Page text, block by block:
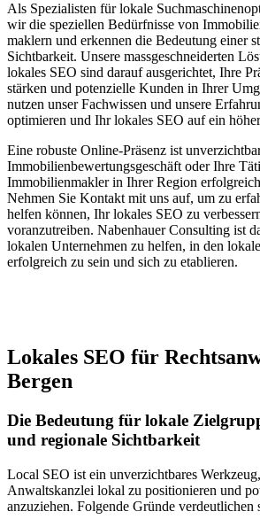
Als Spezialisten für lokale
wir die speziellen Bedürfnisse von
maklern und erkennen die Bedeutung einer
Sichtbarkeit. Unsere massgeschneiderten
lokales SEO sind darauf ausgerichtet, Ihre
stärken und potenzielle Kunden in Ihrer
nutzen unser Fachwissen und unsere
optimieren und Ihr lokales SEO auf ein
Eine robuste Online-Präsenz ist
Immobilienbewertungsgeschäft oder Ihre
Immobilienmakler in Ihrer Region
Nehmen Sie Kontakt mit uns auf, um zu
helfen können, Ihr lokales SEO zu
voranzutreiben. Nabenhauer Consulting ist
lokalen Unternehmen zu helfen, in den
erfolgreich zu sein und sich zu etablieren.
Lokales SEO für
Bergen
Die Bedeutung für lokale
und regionale Sichtbarkeit
Local SEO ist ein unverzichtbares
Anwaltskanzlei lokal zu positionieren und
anzuziehen. Folgende Gründe verdeutlichen